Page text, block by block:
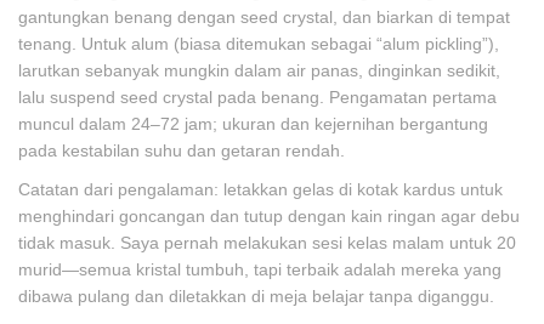
gantungkan benang dengan seed crystal, dan biarkan di tempat
tenang. Untuk alum (biasa ditemukan sebagai “alum pickling”),
larutkan sebanyak mungkin dalam air panas, dinginkan sedikit,
lalu suspend seed crystal pada benang. Pengamatan pertama
muncul dalam 24–72 jam; ukuran dan kejernihan bergantung
pada kestabilan suhu dan getaran rendah.
Catatan dari pengalaman: letakkan gelas di kotak kardus untuk
menghindari goncangan dan tutup dengan kain ringan agar debu
tidak masuk. Saya pernah melakukan sesi kelas malam untuk 20
murid—semua kristal tumbuh, tapi terbaik adalah mereka yang
dibawa pulang dan diletakkan di meja belajar tanpa diganggu.